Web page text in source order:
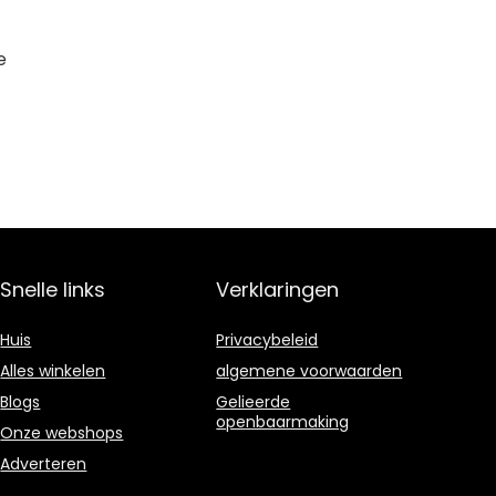
Snelle links
Huis
Alles winkelen
Blogs
Onze webshops
Adverteren
Verklaringen
Privacybeleid
algemene voorwaarden
Gelieerde
openbaarmaking